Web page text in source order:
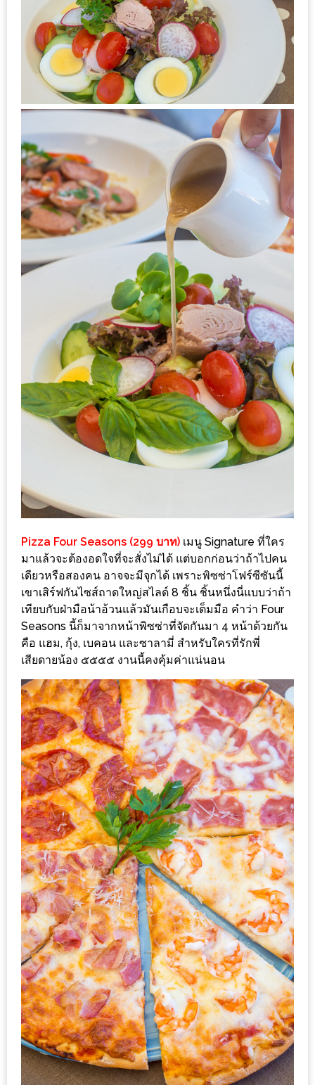
ช็อป
ฟิน
กิน
เพลิน
HFG
E-
NEWS
GAME
(SABAI
SEAFOOD)
HOMEPRO
เชียงใหม่
งาน
เดียว
ทั้ง
ช้อป
กิน
เที่ยว
พร้อม
ชั่น
สำหรับ
คน
รัก
บ้าน
มากมาย
ACCOUNT
NEW
FACEBOOK
TIMELINE
POLICY
OKTOBERFEST
ครั้ง
ที่
2
เทศกาล
เบียร์
ที่
ใหญ่
ที่สุด
ใน
โลก
กับ
โรง
แรม
Pizza Four Seasons (299 บาท) เมนู Signature ที่ใคร
มาแล้วจะต้องอดใจที่จะสั่งไม่ได้ แต่บอกก่อนว่าถ้าไปคน
เดียวหรือสองคน อาจจะมีจุกได้ เพราะพิซซ่าโฟร์ซีซันนี้
เขาเสิร์ฟกันไซส์ถาดใหญ่สไลด์ 8 ชิ้น ชิ้นหนึ่งนี่แบบว่าถ้า
เทียบกับฝ่ามือน้าอ้วนแล้วมันเกือบจะเต็มมือ คำว่า Four
Seasons นี้ก็มาจากหน้าพิซซ่าที่จัดกันมา 4 หน้าด้วยกัน
คือ แฮม, กุ้ง, เบคอน และซาลามี่ สำหรับใครที่รักพี่
เสียดายน้อง ๕๕๕๕ งานนี้คงคุ้มค่าแน่นอน